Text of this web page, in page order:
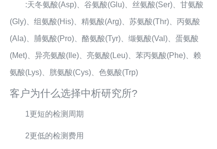
:天冬氨酸(Asp)、谷氨酸(Glu)、丝氨酸(Ser)、甘氨酸
(Gly)、组氨酸(His)、精氨酸(Arg)、苏氨酸(Thr)、丙氨酸
(Ala)、脯氨酸(Pro)、酪氨酸(Tyr)、缬氨酸(Val)、蛋氨酸
(Met)、异亮氨酸(Ile)、亮氨酸(Leu)、苯丙氨酸(Phe)、赖
氨酸(Lys)、胱氨酸(Cys)、色氨酸(Trp)
客户为什么选择中析研究所?
1更短的检测周期
2更低的检测费用